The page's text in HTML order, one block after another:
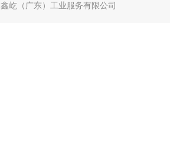
鑫屹（广东）工业服务有限公司